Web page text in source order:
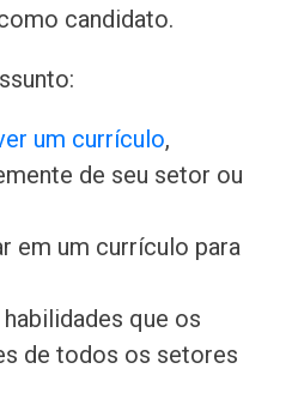
candidato.
um currículo,
de seu setor ou
em um currículo para
que os
de todos os setores